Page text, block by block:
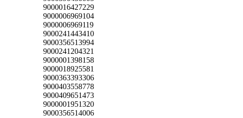
9000016427229
9000006969104
9000006969119
9000241443410
9000356513994
9000241204321
9000001398158
9000018925581
9000363393306
9000403558778
9000409651473
9000001951320
9000356514006